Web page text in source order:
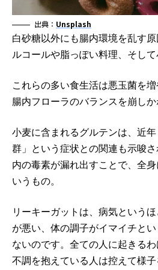
出典： Unsplash
白砂糖以外にも腸内環境を乱す
ルコールや脂っぽい料理、そして
これらの多い食生活は悪玉菌を増
腸内フローラのバランスを崩しか
小麦に含まれるグルテンは、近
群」という症状との関連も示唆
内の毒素が漏れ出すことで、全
いうもの。
リーキーガットは、病気という
が悪い、体の調子がイマイチと
ないのです。全ての人に起きるわ
不調を抱えている人は控えて様